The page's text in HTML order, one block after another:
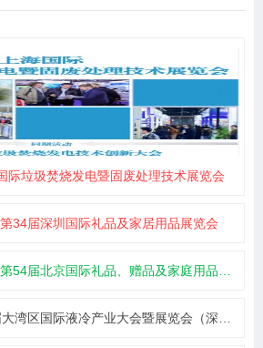
际垃圾焚烧发电暨固废处理技术展览会
34届深圳国际礼品及家居用品展览会
届北京国际礼品、赠品及家庭用品展览会
湾区国际液冷产业大会暨展览会（深圳）